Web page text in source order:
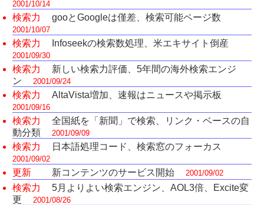
2001/10/14
検索力 gooとGoogleは僅差、検索可能ページ数
2001/10/07
検索力 Infoseekの検索数処理、米エキサイト倒産
2001/09/30
検索力
新しい検索力評価、5年間の海外検索エンジ
ン
2001/09/24
検索力 AltaVista増加、速報はニュースや掲示板
2001/09/16
検索力
全国紙を「新聞」で検索、リンク・ベースの自
動分類
2001/09/09
検索力 日本語処理コード、検索窓のフォーカス
2001/09/02
更新 新コンテンツのサービス開始 2001/09/02
検索力
5月よりよい検索エンジン、AOL3倍、Excite変
更
2001/08/26